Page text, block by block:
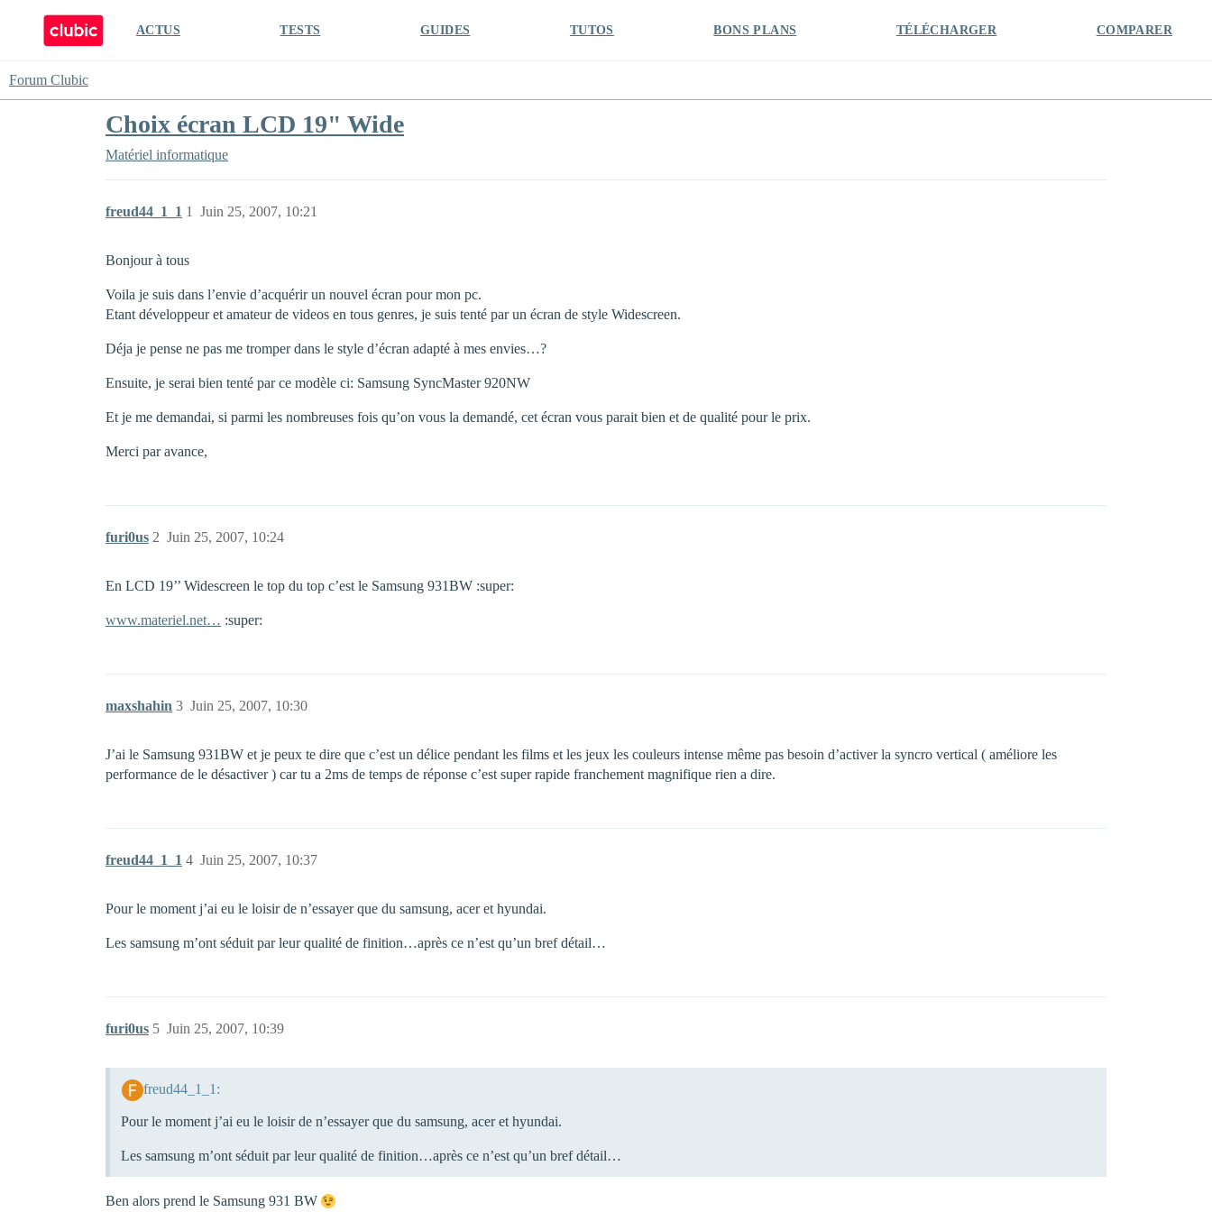
ACTUS TESTS GUIDES TUTOS BONS PLANS TÉLÉCHARGER COMPARER
Forum Clubic
Choix écran LCD 19" Wide
Matériel informatique
freud44_1_1 Juin 25, 2007, 10:21
1
Bonjour à tous
Voila je suis dans l’envie d’acquérir un nouvel écran pour mon pc.
Etant développeur et amateur de videos en tous genres, je suis tenté par un écran de style Widescreen.
Déja je pense ne pas me tromper dans le style d’écran adapté à mes envies…?
Ensuite, je serai bien tenté par ce modèle ci: Samsung SyncMaster 920NW
Et je me demandai, si parmi les nombreuses fois qu’on vous la demandé, cet écran vous parait bien et de qualité pour le prix.
Merci par avance,
furi0us Juin 25, 2007, 10:24
2
En LCD 19’’ Widescreen le top du top c’est le Samsung 931BW :super:
www.materiel.net… :super:
maxshahin Juin 25, 2007, 10:30
3
J’ai le Samsung 931BW et je peux te dire que c’est un délice pendant les films et les jeux les couleurs intense même pas besoin d’activer la syncro vertical ( améliore les
performance de le désactiver ) car tu a 2ms de temps de réponse c’est super rapide franchement magnifique rien a dire.
freud44_1_1 Juin 25, 2007, 10:37
4
Pour le moment j’ai eu le loisir de n’essayer que du samsung, acer et hyundai.
Les samsung m’ont séduit par leur qualité de finition…après ce n’est qu’un bref détail…
furi0us Juin 25, 2007, 10:39
5
freud44_1_1:
Pour le moment j’ai eu le loisir de n’essayer que du samsung, acer et hyundai.
Les samsung m’ont séduit par leur qualité de finition…après ce n’est qu’un bref détail…
Ben alors prend le Samsung 931 BW